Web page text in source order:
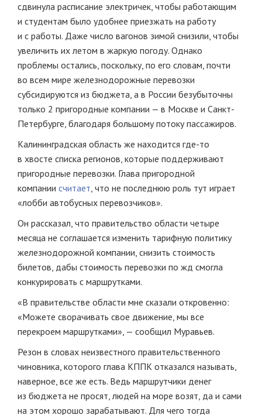
сдвинула расписание электричек, чтобы работающим
и студентам было удобнее приезжать на работу
и с работы. Даже число вагонов зимой снизили, чтобы
увеличить их летом в жаркую погоду. Однако
проблемы остались, поскольку, по его словам, почти
во всем мире железнодорожные перевозки
субсидируются из бюджета, а в России безубыточны
только 2 пригородные компании — в Москве и Санкт-
Петербурге, благодаря большому потоку пассажиров.
Калининградская область же находится где-то
в хвосте списка регионов, которые поддерживают
пригородные перевозки. Глава пригородной
компании считает, что не последнюю роль тут играет
«лобби автобусных перевозчиков».
Он рассказал, что правительство области четыре
месяца не соглашается изменить тарифную политику
железнодорожной компании, снизить стоимость
билетов, дабы стоимость перевозки по жд смогла
конкурировать с маршрутками.
«В правительстве области мне сказали откровенно:
«Можете сворачивать свое движение, мы все
перекроем маршрутками», — сообщил Муравьев.
Резон в словах неизвестного правительственного
чиновника, которого глава КППК отказался называть,
наверное, все же есть. Ведь маршрутчики денег
из бюджета не просят, людей на море возят, да и сами
на этом хорошо зарабатывают. Для чего тогда